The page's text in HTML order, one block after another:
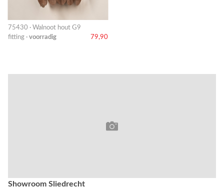
75430 · Walnoot hout G9
fitting · voorradig 79,90
Showroom Sliedrecht